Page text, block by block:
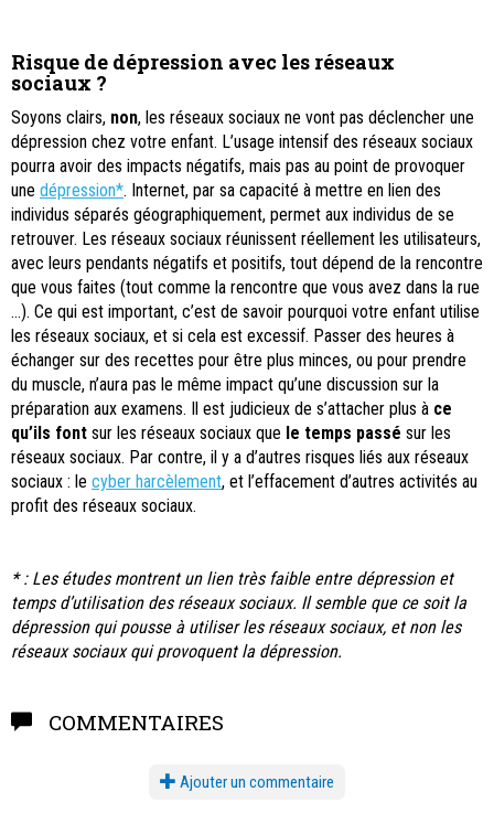
Risque de dépression avec les réseaux
sociaux ?
Soyons clairs, non, les réseaux sociaux ne vont pas déclencher une
dépression chez votre enfant. L’usage intensif des réseaux sociaux
pourra avoir des impacts négatifs, mais pas au point de provoquer
une dépression*. Internet, par sa capacité à mettre en lien des
individus séparés géographiquement, permet aux individus de se
retrouver. Les réseaux sociaux réunissent réellement les utilisateurs,
avec leurs pendants négatifs et positifs, tout dépend de la rencontre
que vous faites (tout comme la rencontre que vous avez dans la rue
…). Ce qui est important, c’est de savoir pourquoi votre enfant utilise
les réseaux sociaux, et si cela est excessif. Passer des heures à
échanger sur des recettes pour être plus minces, ou pour prendre
du muscle, n’aura pas le même impact qu’une discussion sur la
préparation aux examens. Il est judicieux de s’attacher plus à ce
qu’ils font sur les réseaux sociaux que le temps passé sur les
réseaux sociaux. Par contre, il y a d’autres risques liés aux réseaux
sociaux : le cyber harcèlement, et l’effacement d’autres activités au
profit des réseaux sociaux.
* : Les études montrent un lien très faible entre dépression et
temps d’utilisation des réseaux sociaux. Il semble que ce soit la
dépression qui pousse à utiliser les réseaux sociaux, et non les
réseaux sociaux qui provoquent la dépression.
COMMENTAIRES
Ajouter un commentaire